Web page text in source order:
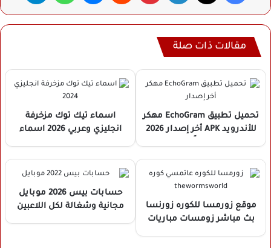
مقالات ذات صلة
تحميل تطبيق EchoGram مهكر
للأندرويد APK أخر إصدار 2026
اسماء تيك توك مزخرفة
انجليزي وعربي 2026 اسماء
موقع زورمسا للكوره زورنسا
بث مباشر زومسات مباريات
حسابات بيس 2026 موبايل
مجانية وشغالة لكل اللاعبين